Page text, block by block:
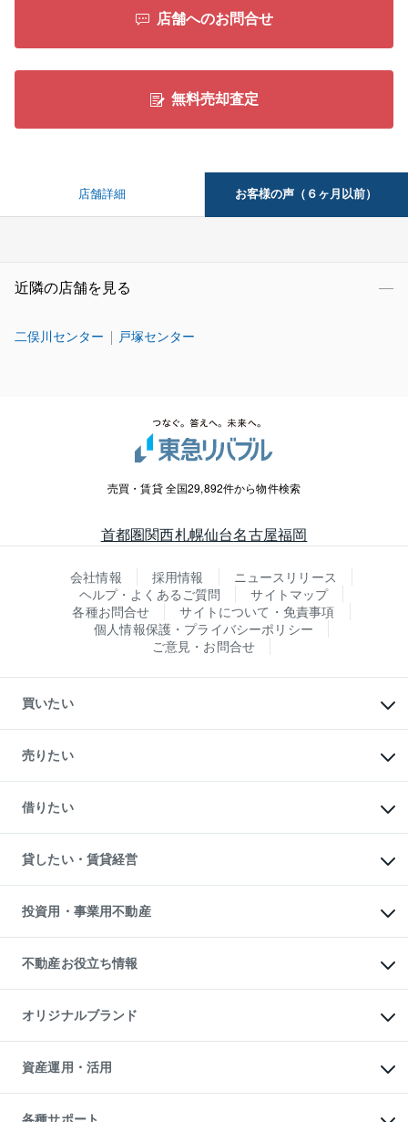
店舗へのお問合せ
無料売却査定
店舗詳細 お客様の声（６ヶ月以前）
近隣の店舗を見る
二俣川センター 戸塚センター
売買・賃貸 全国29,892件から物件検索
首都圏関西札幌仙台名古屋福岡
会社情報 採用情報
ニュースリリース
ヘルプ・よくあるご質問
サイトマップ
各種お問合せ
サイトについて・免責事項
個人情報保護・プライバシーポリシー
ご意見・お問合せ
買いたい
新築・分譲マンションの購入
中古マンションの購入
一戸建ての購入
中古一戸建ての購入
不動産購入の流れ
注目キーワード物件特集
購入ガイド
English 繁体中文簡体中文
売りたい
一戸建ての売却・査定
土地の売却・査定
スピードAI査定
不動産査定について
不動産売却の流れ
不動産買換えの流れ
売却ガイド
借りたい
オフィス・店舗の賃貸
借りるときの流れ
借りるガイド
貸したい・賃貸経営
マンション賃料データ
賃貸管理プラン
リロケーションについて
貸すガイド
投資用・事業用不動産
事業用不動産
マンション投資
投資用マンション
アパート経営
収益物件
ビル購入（ビル一棟）
投資用不動産の売却査定
事業用不動産の売却査定
不動産お役立ち情報
マンションライブラリー
人気マンションランキング
暮らしに役立つ不動産メディア
不動産相場・不動産価格情報
不動産コラム・ニュース
不動産用語集
オリジナルブランド
一棟リノベーションマンション
L`GENTE（ルジェンテ）
区分リノベーションマンション
資産運用・活用
不動産M&A